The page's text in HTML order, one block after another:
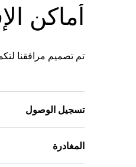
أماكن
تم تصميم مرافقنا
تسجيل الوصول
المغادرة